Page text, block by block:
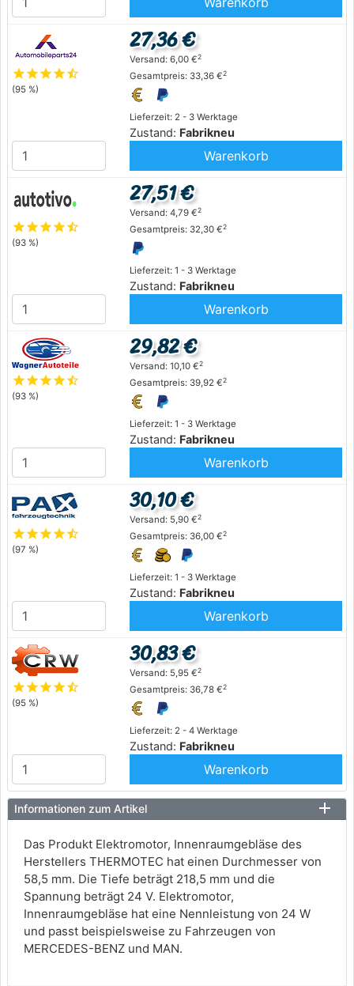
starstarstarstarstar_half
(95 %)
Lieferzeit: 2 - 3 Werktage
Zustand: Fabrikneu
27,36 €
Versand: 6,00 €2
Gesamtpreis: 33,36 €2
Warenkorb
starstarstarstarstar_half
(93 %)
Lieferzeit: 1 - 3 Werktage
Zustand: Fabrikneu
27,51 €
Versand: 4,79 €2
Gesamtpreis: 32,30 €2
Warenkorb
starstarstarstarstar_half
(93 %)
Lieferzeit: 1 - 3 Werktage
Zustand: Fabrikneu
29,82 €
Versand: 10,10 €2
Gesamtpreis: 39,92 €2
Warenkorb
starstarstarstarstar_half
(97 %)
Lieferzeit: 1 - 3 Werktage
Zustand: Fabrikneu
30,10 €
Versand: 5,90 €2
Gesamtpreis: 36,00 €2
Warenkorb
starstarstarstarstar_half
(95 %)
Lieferzeit: 2 - 4 Werktage
Zustand: Fabrikneu
30,83 €
Versand: 5,95 €2
Gesamtpreis: 36,78 €2
Warenkorb
Informationen zum Artikel
Das Produkt Elektromotor, Innenraumgebläse des
Herstellers THERMOTEC hat einen Durchmesser von
58,5 mm. Die Tiefe beträgt 218,5 mm und die
Spannung beträgt 24 V. Elektromotor,
Innenraumgebläse hat eine Nennleistung von 24 W
und passt beispielsweise zu Fahrzeugen von
MERCEDES-BENZ und MAN.